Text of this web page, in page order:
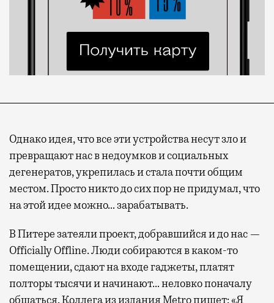
Однако идея, что все эти устройства несут зло и
превращают нас в недоумков и социальных
дегенератов, укрепилась и стала почти общим
местом. Просто никто до сих пор не придумал, что
на этой идее можно… зарабатывать.
В Питере затеяли проект, добравшийся и до нас —
Officially Offline. Люди собираются в каком-то
помещении, сдают на входе гаджеты, платят
полторы тысячи и начинают… неловко поначалу
общаться. Коллега из издания Metro пишет: «Я